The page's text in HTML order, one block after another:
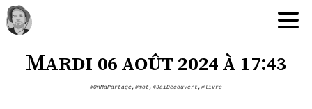
Mardi 06 août 2024 à 17:43
#OnMaPartagé, #mot, #JaiDécouvert, #livre